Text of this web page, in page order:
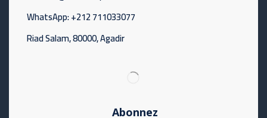
WhatsApp: +212 711033077
Riad Salam, 80000, Agadir
Abonnez